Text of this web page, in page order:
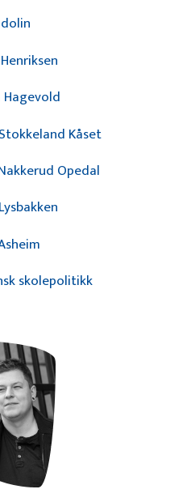
Hagevold
Kåset
Opedal
skolepolitikk